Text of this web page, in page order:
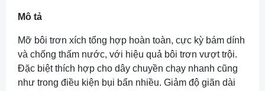
Mô tả
Mỡ bôi trơn xích tổng hợp hoàn toàn, cực kỳ bám dính
và chống thấm nước, với hiệu quả bôi trơn vượt trội.
Đặc biệt thích hợp cho dây chuyền chạy nhanh cũng
như trong điều kiện bụi bẩn nhiều. Giảm độ giãn dài